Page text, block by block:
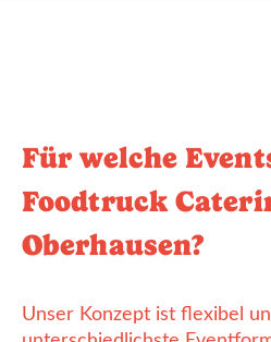
Für welche
Foodtruck
Oberhausen?
Unser Konzept ist flexibel